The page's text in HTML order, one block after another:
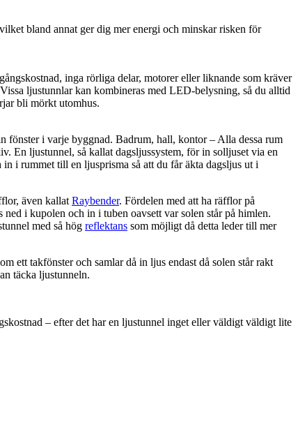
bland annat ger dig mer energi och minskar risken för
inga rörliga delar, motorer eller liknande som kräver
ljustunnlar kan kombineras med LED-belysning, så du alltid
bli mörkt utomhus.
fönster i varje byggnad. Badrum, hall, kontor – Alla dessa rum
En ljustunnel, så kallat dagsljussystem, för in solljuset via en
i rummet till en ljusprisma så att du får äkta dagsljus ut i
även kallatRaybender. Fördelen med att ha räfflor på
ned i kupolen och in i tuben oavsett var solen står på himlen.
med så hög reflektans som möjligt då detta leder till mer
ett takfönster och samlar då in ljus endast då solen står rakt
täcka ljustunneln.
– efter det har en ljustunnel inget eller väldigt väldigt lite